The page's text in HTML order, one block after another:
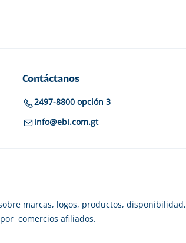
Contáctanos
2497-8800 opción 3
info@ebi.com.gt
marcas, logos, productos, disponibilidad,
comercios afiliados.